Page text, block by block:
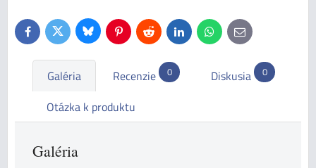
FacebookTwitterBlueskyPinterestReddit LinkedInWhatsApp
E-
mail
Galéria Recenzie 0 Diskusia 0
Otázka k produktu
Galéria